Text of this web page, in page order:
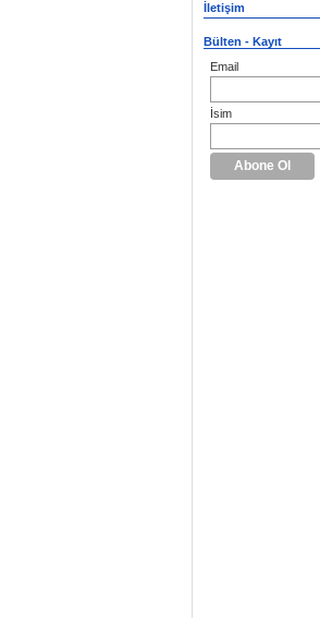
İletişim
Bülten - Kayıt
Email
İsim